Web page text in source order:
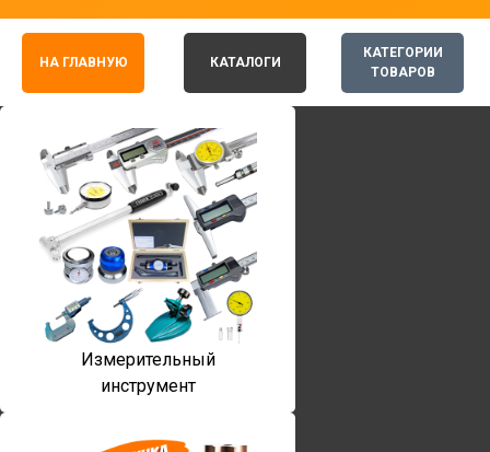
КАТЕГОРИИ
ТОВАРОВ
НА ГЛАВНУЮ КАТАЛОГИ
Измерительный
инструмент